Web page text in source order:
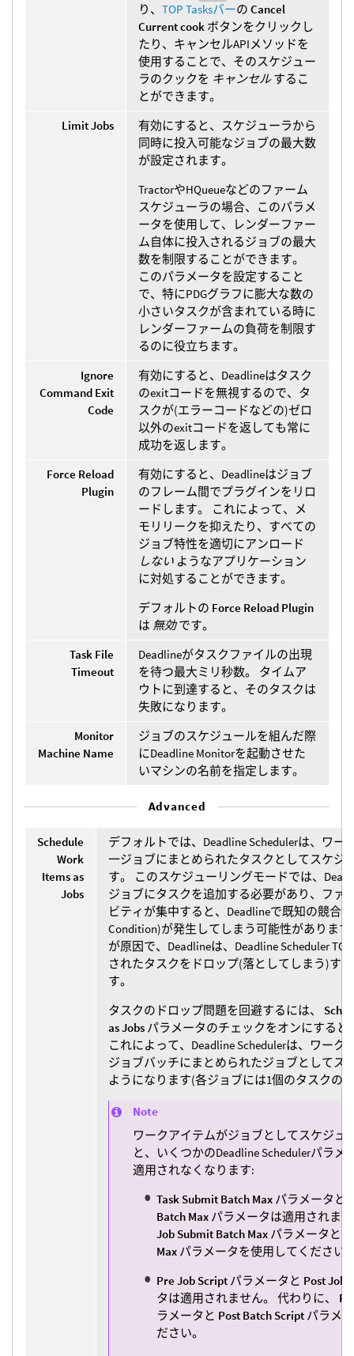
り、 TOP Tasksバーの Cancel
Current cook ボタンをクリックし
たり、キャンセルAPIメソッドを
使用することで、そのスケジュー
ラのクックを キャンセルするこ
とができます。
Limit Jobs
有効にすると、スケジューラから
同時に投入可能なジョブの最大数
が設定されます。
TractorやHQueueなどのファーム
スケジューラの場合、このパラメ
ータを使用して、レンダーファー
ム自体に投入されるジョブの最大
数を制限することができます。
このパラメータを設定すること
で、特にPDGグラフに膨大な数の
小さいタスクが含まれている時に
レンダーファームの負荷を制限す
るのに役立ちます。
Ignore
Command Exit
Code
有効にすると、Deadlineはタスク
のexitコードを無視するので、タ
スクが(エラーコードなどの)ゼロ
以外のexitコードを返しても常に
成功を返します。
Force Reload
Plugin
有効にすると、Deadlineはジョブ
のフレーム間でプラグインをリロ
ードします。 これによって、メ
モリリークを抑えたり、すべての
ジョブ特性を適切にアンロード
しない ようなアプリケーション
に対処することができます。
デフォルトの Force Reload Plugin
は 無効です。
Task File
Timeout
Deadlineがタスクファイルの出現
を待つ最大ミリ秒数。 タイムア
ウトに到達すると、そのタスクは
失敗になります。
Monitor
Machine Name
ジョブのスケジュールを組んだ際
にDeadline Monitorを起動させた
いマシンの名前を指定します。
Advanced
Schedule
Work
Items as
Jobs
デフォルトでは、Deadline Schedulerは、ワー
一ジョブにまとめられたタスクとしてスケジ
す。 このスケジューリングモードでは、
ジョブにタスクを追加する必要があり、ファ
ビティが集中すると、Deadlineで既知の競合
Condition)が発生してしまう可能性がありま
が原因で、Deadlineは、Deadline Scheduler
されたタスクをドロップ(落としてしまう)す
す。
タスクのドロップ問題を回避するには、
as Jobs パラメータのチェックをオンにすると
これによって、Deadline Schedulerは、ワーク
ジョブバッチにまとめられたジョブとしてス
ようになります(各ジョブには1個のタスクの
Note
ワークアイテムがジョブとしてスケジュ
と、いくつかのDeadline Schedulerパラメ
適用されなくなります:
Task Submit Batch Max パラメータと
Batch Max パラメータは適用されま
Job Submit Batch Max パラメータと
Max パラメータを使用してください
Pre Job Script パラメータと Post Job
タは適用されません。 代わりに、
ラメータと Post Batch Script パラメ
ださい。